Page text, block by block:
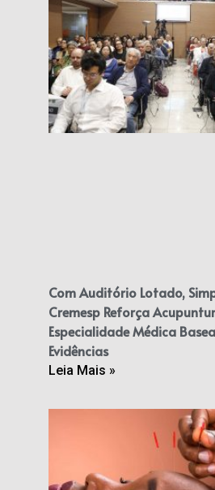
Com Auditório Lotado,
Cremesp Reforça
Especialidade Médica
Evidências
Leia Mais »